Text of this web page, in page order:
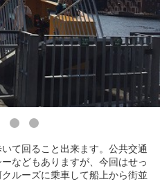
て回ること出来ます。公共交通
などもありますが、今回はせっ
ルーズに乗車して船上から街並